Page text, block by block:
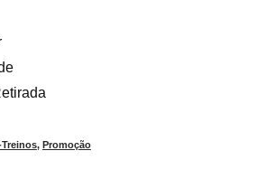
Treinos, Promoção